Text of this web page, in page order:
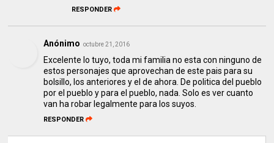
RESPONDER
Anónimo octubre 21, 2016
Excelente lo tuyo, toda mi familia no esta con ninguno de
estos personajes que aprovechan de este pais para su
bolsillo, los anteriores y el de ahora. De politica del pueblo
por el pueblo y para el pueblo, nada. Solo es ver cuanto
van ha robar legalmente para los suyos.
RESPONDER